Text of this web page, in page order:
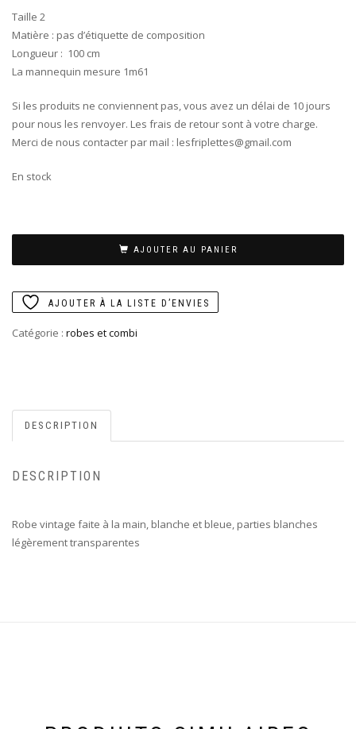
Taille 2
Matière : pas d’étiquette de composition
Longueur : 100 cm
La mannequin mesure 1m61
Si les produits ne conviennent pas, vous avez un délai de 10 jours
pour nous les renvoyer. Les frais de retour sont à votre charge.
Merci de nous contacter par mail : lesfriplettes@gmail.com
En stock
AJOUTER AU PANIER
AJOUTER À LA LISTE D’ENVIES
Catégorie : robes et combi
DESCRIPTION
DESCRIPTION
Robe vintage faite à la main, blanche et bleue, parties blanches
légèrement transparentes